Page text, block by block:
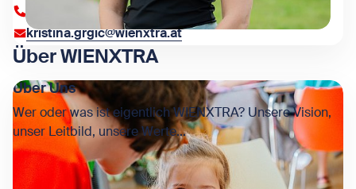
+43 1 909 4000 84381
kristina.grgic@wienxtra.at
Über WIENXTRA
Über Uns
Wer oder was ist eigentlich WIENXTRA? Unsere Vision,
unser Leitbild, unsere Werte...